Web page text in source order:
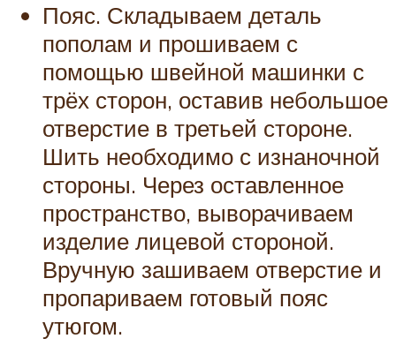
Пояс. Складываем деталь
пополам и прошиваем с
помощью швейной машинки с
трёх сторон, оставив небольшое
отверстие в третьей стороне.
Шить необходимо с изнаночной
стороны. Через оставленное
пространство, выворачиваем
изделие лицевой стороной.
Вручную зашиваем отверстие и
пропариваем готовый пояс
утюгом.